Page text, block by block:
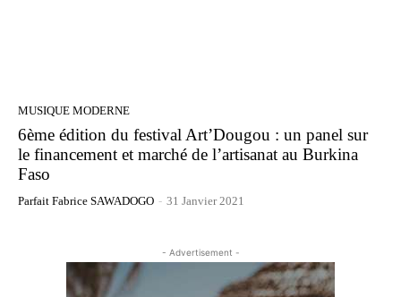
MUSIQUE MODERNE
6ème édition du festival Art’Dougou : un panel sur
le financement et marché de l’artisanat au Burkina
Faso
Parfait Fabrice SAWADOGO - 31 Janvier 2021
- Advertisement -